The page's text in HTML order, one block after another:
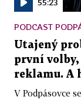
55:23
PODCAST
Utajený
první
reklamu. A
V Podpásovce